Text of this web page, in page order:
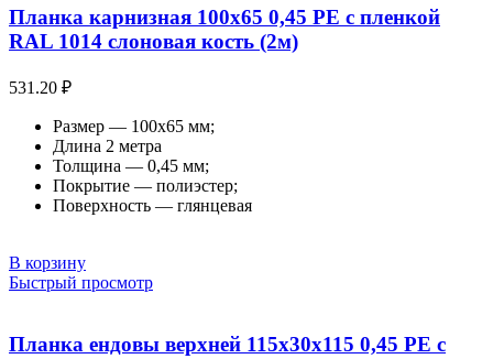
Планка карнизная 100х65 0,45 PE с пленкой
RAL 1014 слоновая кость (2м)
531.20 ₽
Размер — 100х65 мм;
Длина 2 метра
Толщина — 0,45 мм;
Покрытие — полиэстер;
Поверхность — глянцевая
В корзину
Быстрый просмотр
Планка ендовы верхней 115х30х115 0,45 PE с